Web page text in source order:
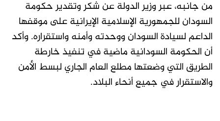
من جانبه، عبر وزير الدولة عن شكر وتقدير حكومة
السودان للجمهورية الإسلامية الإيرانية على موقفها
الداعم لسيادة السودان ووحدته وأمنه واستقراره. وأكد
أن الحكومة السودانية ماضية في تنفيذ خارطة
الطريق التي وضعتها مطلع العام الجاري لبسط الأمن
والاستقرار في جميع أنحاء البلاد.